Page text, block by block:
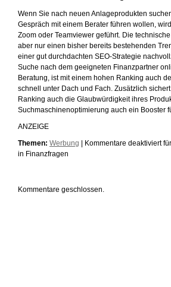
Wenn Sie nach neuen Anlageprodukten
Gespräch mit einem Berater führen wollen,
Zoom oder Teamviewer geführt. Die
aber nur einen bisher bereits bestehenden
einer gut durchdachten SEO-Strategie
Suche nach dem geeigneten Finanzpartner
Beratung, ist mit einem hohen Ranking auch
schnell unter Dach und Fach. Zusätzlich
Ranking auch die Glaubwürdigkeit ihres
Suchmaschinenoptimierung auch ein Booster
ANZEIGE
Themen: Werbung Kommentare deaktiviert
in Finanzfragen
Kommentare geschlossen.